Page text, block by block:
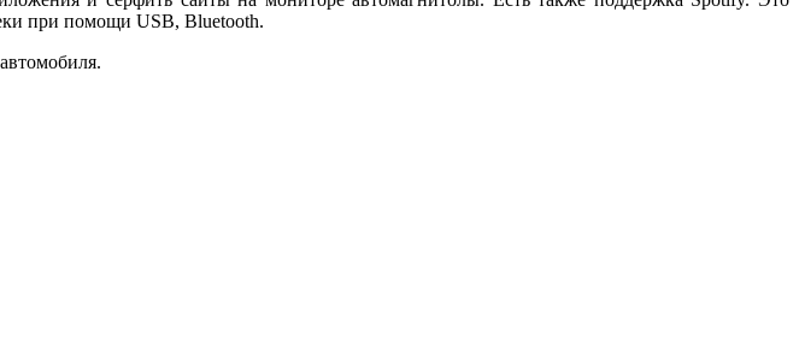
при помощи USB, Bluetooth.